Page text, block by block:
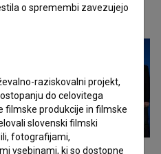
o spremembi zavezujejo
raziskovalni projekt,
do celovitega
filmske produkcije in filmske
slovenski filmski
fotografijami,
vsebinami, ki so dostopne